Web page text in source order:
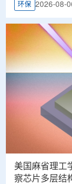
环保 2026-08-
美国麻省理工
察芯片多层结